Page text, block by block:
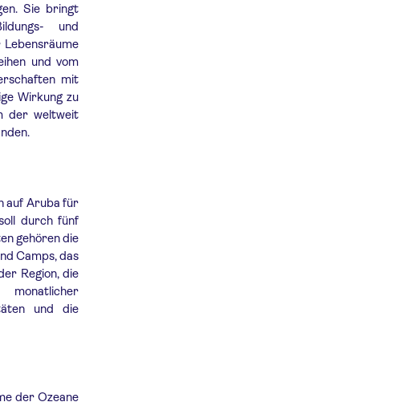
Sie bringt
und
und vom
mit
Wirkung zu
der weltweit
auf Aruba für
durch fünf
gehören die
Camps, das
Region, die
und die
der Ozeane